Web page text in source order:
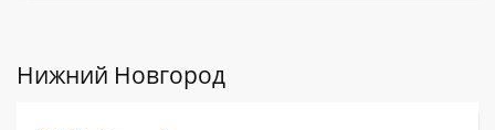
Нижний Новгород